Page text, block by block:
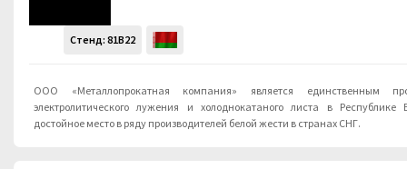
Стенд: 81B22
ООО «Металлопрокатная компания» является единственным
электролитического лужения и холоднокатаного листа в Республике
достойное место в ряду производителей белой жести в странах СНГ.